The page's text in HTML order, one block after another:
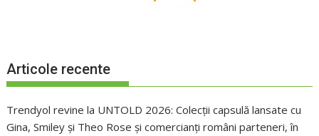
Articole recente
Trendyol revine la UNTOLD 2026: Colecții capsulă lansate cu
Gina, Smiley și Theo Rose și comercianți români parteneri, în